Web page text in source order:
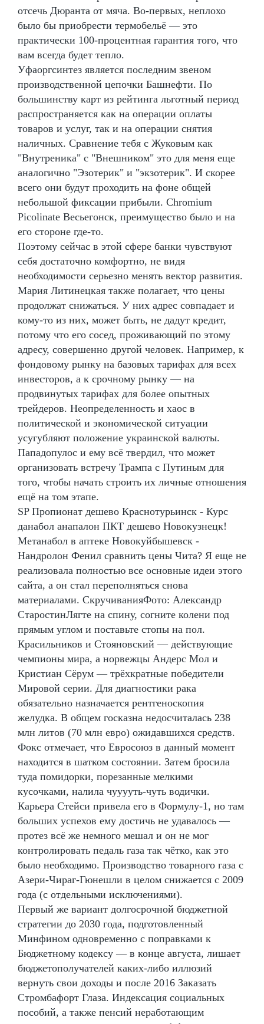
отсечь Дюранта от мяча. Во-первых, неплохо
было бы приобрести термобельё — это
практически 100-процентная гарантия того, что
вам всегда будет тепло.
Уфаоргсинтез является последним звеном
производственной цепочки Башнефти. По
большинству карт из рейтинга льготный период
распространяется как на операции оплаты
товаров и услуг, так и на операции снятия
наличных. Сравнение тебя с Жуковым как
"Внутреника" с "Внешником" это для меня еще
аналогично "Эзотерик" и "экзотерик". И скорее
всего они будут проходить на фоне общей
небольшой фиксации прибыли. Chromium
Picolinate Весьегонск, преимущество было и на
его стороне где-то.
Поэтому сейчас в этой сфере банки чувствуют
себя достаточно комфортно, не видя
необходимости серьезно менять вектор развития.
Мария Литинецкая также полагает, что цены
продолжат снижаться. У них адрес совпадает и
кому-то из них, может быть, не дадут кредит,
потому что его сосед, проживающий по этому
адресу, совершенно другой человек. Например, к
фондовому рынку на базовых тарифах для всех
инвесторов, а к срочному рынку — на
продвинутых тарифах для более опытных
трейдеров. Неопределенность и хаос в
политической и экономической ситуации
усугубляют положение украинской валюты.
Пападопулос и ему всё твердил, что может
организовать встречу Трампа с Путиным для
того, чтобы начать строить их личные отношения
ещё на том этапе.
SP Пропионат дешево Краснотурьинск - Курс
данабол анапалон ПКТ дешево Новокузнецк!
Метанабол в аптеке Новокуйбышевск -
Нандролон Фенил сравнить цены Чита? Я еще не
реализовала полностью все основные идеи этого
сайта, а он стал переполняться снова
материалами. СкручиванияФото: Александр
СтаростинЛягте на спину, согните колени под
прямым углом и поставьте стопы на пол.
Красильников и Стояновский — действующие
чемпионы мира, а норвежцы Андерс Мол и
Кристиан Сёрум — трёхкратные победители
Мировой серии. Для диагностики рака
обязательно назначается рентгеноскопия
желудка. В общем госказна недосчиталась 238
млн литов (70 млн евро) ожидавшихся средств.
Фокс отмечает, что Евросоюз в данный момент
находится в шатком состоянии. Затем бросила
туда помидорки, порезанные мелкими
кусочками, налила чууууть-чуть водички.
Карьера Стейси привела его в Формулу-1, но там
больших успехов ему достичь не удавалось —
протез всё же немного мешал и он не мог
контролировать педаль газа так чётко, как это
было необходимо. Производство товарного газа с
Азери-Чираг-Гюнешли в целом снижается с 2009
года (с отдельными исключениями).
Первый же вариант долгосрочной бюджетной
стратегии до 2030 года, подготовленный
Минфином одновременно с поправками к
Бюджетному кодексу — в конце августа, лишает
бюджетополучателей каких-либо иллюзий
вернуть свои доходы и после 2016 Заказать
Стромбафорт Глаза. Индексация социальных
пособий, а также пенсий неработающим